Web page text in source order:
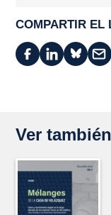
COMPARTIR EL
Ver